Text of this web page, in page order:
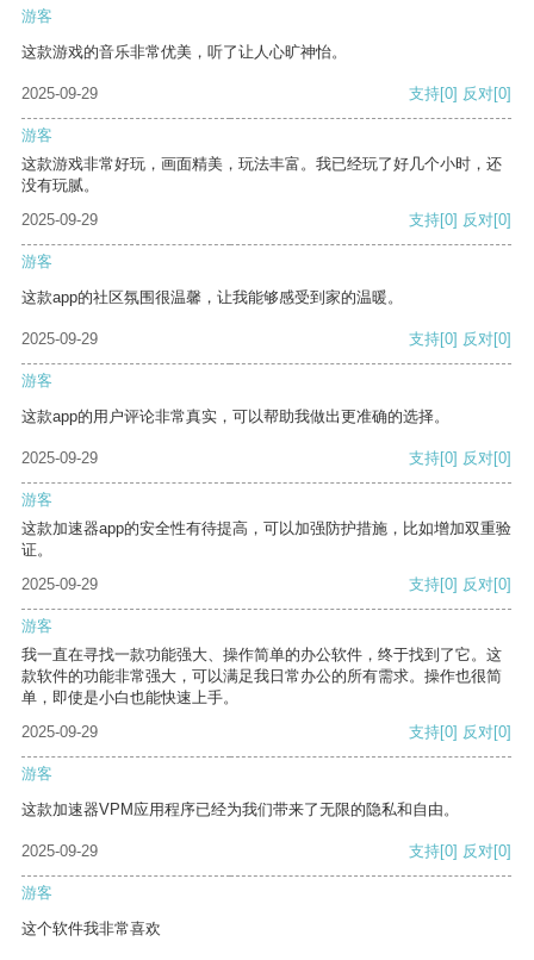
游客
这款游戏的音乐非常优美，听了让人心旷神怡。
2025-09-29 支持[0] 反对[0]
游客
这款游戏非常好玩，画面精美，玩法丰富。我已经玩了好几个小时，还
没有玩腻。
2025-09-29
支持[0] 反对[0]
游客
这款app的社区氛围很温馨，让我能够感受到家的温暖。
2025-09-29 支持[0] 反对[0]
游客
这款app的用户评论非常真实，可以帮助我做出更准确的选择。
2025-09-29 支持[0] 反对[0]
游客
这款加速器app的安全性有待提高，可以加强防护措施，比如增加双重验
证。
2025-09-29
支持[0] 反对[0]
游客
我一直在寻找一款功能强大、操作简单的办公软件，终于找到了它。这
款软件的功能非常强大，可以满足我日常办公的所有需求。操作也很简
单，即使是小白也能快速上手。
2025-09-29
支持[0] 反对[0]
游客
这款加速器VPM应用程序已经为我们带来了无限的隐私和自由。
2025-09-29 支持[0] 反对[0]
游客
这个软件我非常喜欢